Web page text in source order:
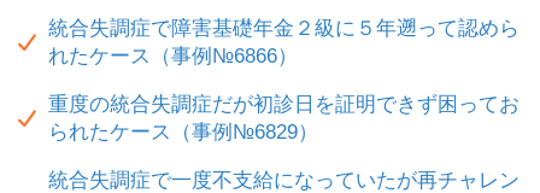
統合失調症で障害基礎年金２級に５年遡って認めら
れたケース（事例№6866）
重度の統合失調症だが初診日を証明できず困ってお
られたケース（事例№6829）
統合失調症で一度不支給になっていたが再チャレン